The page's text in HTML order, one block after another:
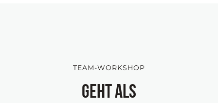
TEAM-WORKSHOP
Geht als